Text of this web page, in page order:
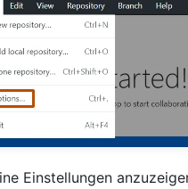
Einstellungen